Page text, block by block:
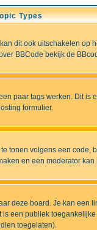
Types
dit ook uitschakelen
BBCode bekijk de
paar tags werken. Dit is
formulier.
volgens een
en een moderator
deze board. Je kan
een publiek
toegelaten).